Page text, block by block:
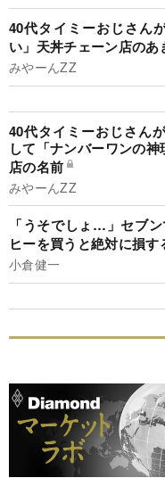
40代タイミーおじさん
い」天丼チェーン店のあ
みやーんZZ
40代タイミーおじさん
して「ナンバーワンの
店の名前
みやーんZZ
「うそでしょ…」セブ
ヒーを買うと絶対に損す
小倉健一